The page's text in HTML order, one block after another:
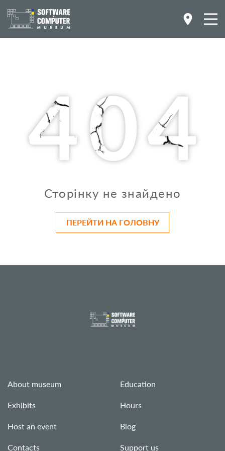
Сторінку не знайдено
ПЕРЕЙТИ НА ГОЛОВНУ
About museum
Exhibits
Host an event
Contacts
Education
Hours
Blog
Support us